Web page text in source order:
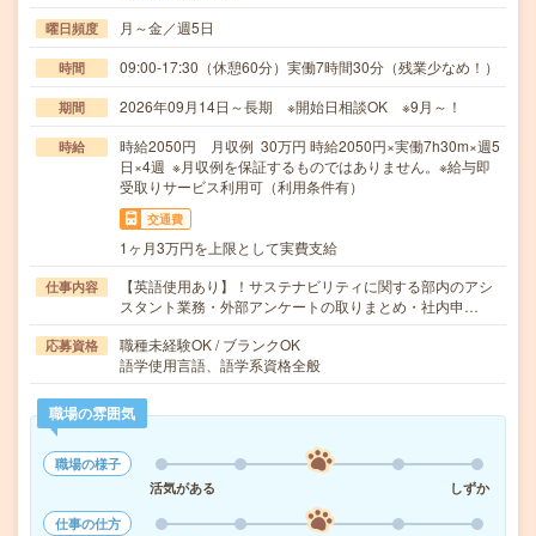
曜日頻度 月～金／週5日
時間 09:00-17:30（休憩60分）実働7時間30分（残業少なめ！）
期間 2026年09月14日～長期 ※開始日相談OK ※9月～！
時給
時給2050円 月収例 30万円 時給2050円×実働7h30m×週5
日×4週 ※月収例を保証するものではありません。※給与即
受取りサービス利用可（利用条件有）
交通費
1ヶ月3万円を上限として実費支給
仕事内容
【英語使用あり】！サステナビリティに関する部内のアシ
スタント業務・外部アンケートの取りまとめ・社内申…
応募資格
職種未経験OK / ブランクOK
語学使用言語、語学系資格全般
職場の雰囲気
職場の様子
活気がある
しずか
仕事の仕方